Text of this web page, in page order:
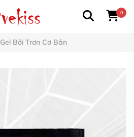
0
Gel Bôi Trơn Cơ Bản